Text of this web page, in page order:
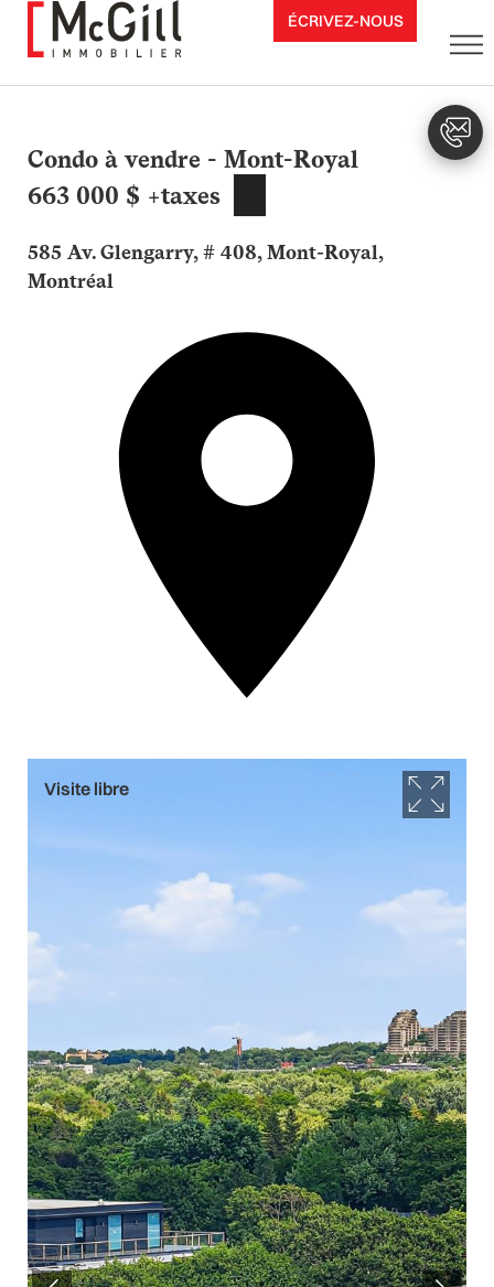
Aller
ÉCRIVEZ-NOUS
Condo à vendre - Mont-Royal
663 000 $ +taxes
585 Av. Glengarry, # 408, Mont-Royal,
Montréal
Visite libre